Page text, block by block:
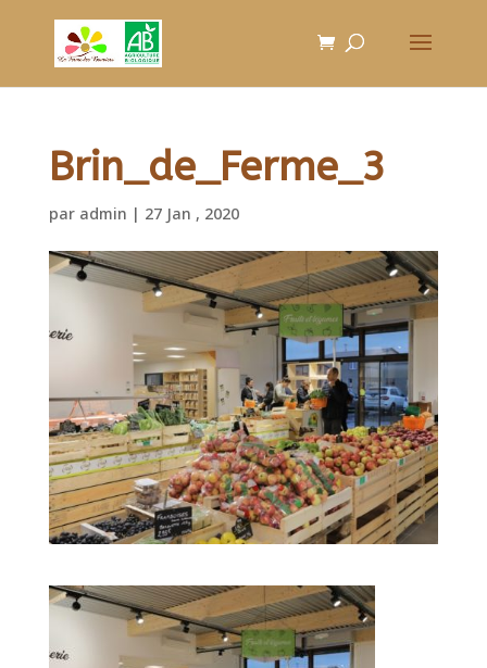
Brin_de_Ferme_3
par admin | 27 Jan , 2020